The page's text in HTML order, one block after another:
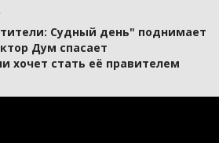
Судный день" поднимает
Дум спасает
хочет стать её правителем